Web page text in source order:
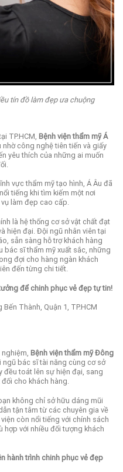
tín đồ làm đẹp ưa chuộng
TP.HCM, Bệnh viện thẩm mỹ Á
công nghệ tiên tiến và giấy
yêu thích của những ai muốn
vực thẩm mỹ tạo hình, Á Âu đã
tiếng khi tìm kiếm một nơi
làm đẹp cao cấp.
là hệ thống cơ sở vật chất đạt
hiện đại. Đội ngũ nhân viên tại
sẵn sàng hỗ trợ khách hàng
bác sĩ thẩm mỹ xuất sắc, những
đợi cho hàng ngàn khách
đến từng chi tiết.
để chinh phục vẻ đẹp tự tin!
Thành, Quận 1, TP.HCM
Bệnh viện thẩm mỹ Đông
bác sĩ tài năng cùng cơ sở
đều toát lên sự hiện đại, sang
cho khách hàng.
không chỉ sở hữu dáng mũi
tận tâm từ các chuyên gia về
còn nổi tiếng với chính sách
hợp với nhiều đối tượng khách
hành trình chinh phục vẻ đẹp